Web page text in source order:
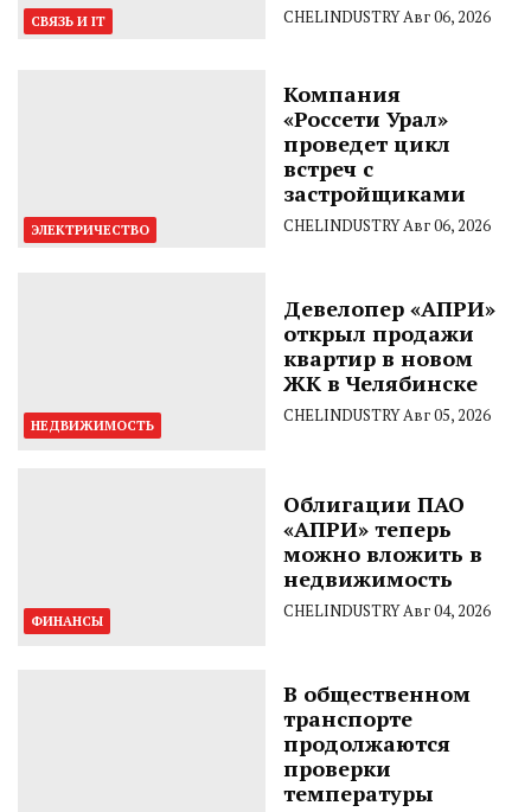
СВЯЗЬ И IT CHELINDUSTRYАвг 06, 2026
ЭЛЕКТРИЧЕСТВО
Компания
«Россети Урал»
проведет цикл
встреч с
застройщиками
CHELINDUSTRYАвг 06, 2026
НЕДВИЖИМОСТЬ
Девелопер «АПРИ»
открыл продажи
квартир в новом
ЖК в Челябинске
CHELINDUSTRYАвг 05, 2026
ФИНАНСЫ
Облигации ПАО
«АПРИ» теперь
можно вложить в
недвижимость
CHELINDUSTRYАвг 04, 2026
В общественном
транспорте
продолжаются
проверки
температуры